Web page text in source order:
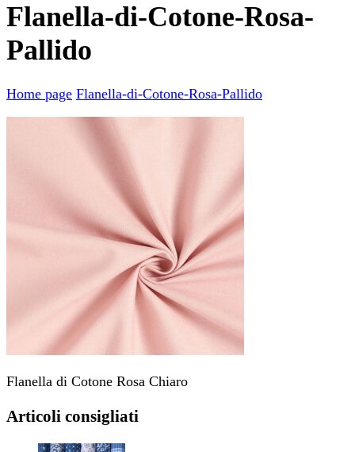
Flanella-di-Cotone-Rosa-
Pallido
Home page Flanella-di-Cotone-Rosa-Pallido
Flanella di Cotone Rosa Chiaro
Articoli consigliati